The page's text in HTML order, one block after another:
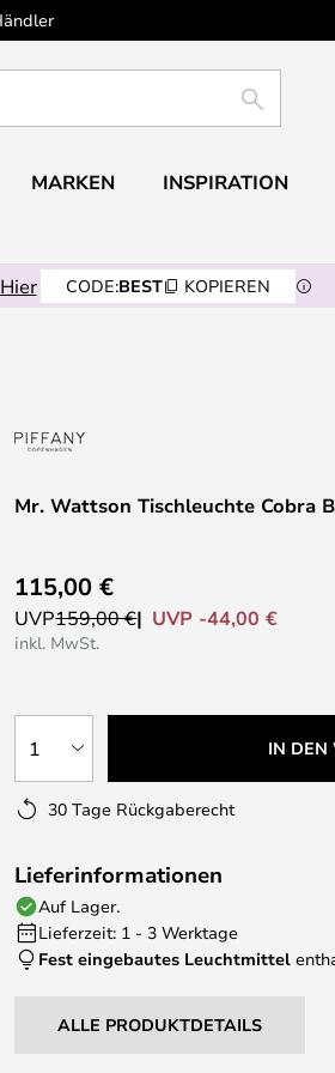
SUCHE
MARKEN INSPIRATION
Hier CODE:BEST KOPIEREN
Mr. Wattson Tischleuchte Cobra
115,00 €
UVP159,00 € UVP -44,00 €
inkl. MwSt.
1 IN DEN
30 Tage Rückgaberecht
Lieferinformationen
Auf Lager.
Lieferzeit: 1 - 3 Werktage
Fest eingebautes Leuchtmittel
ALLE PRODUKTDETAILS